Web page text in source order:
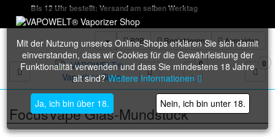
Bis 12 Uhr bestellt: Versand am selben Werktag
B2B Registrieren Anmelden
Toggle navigation
0 0
Mit der Nutzung unseres Online-Shops erklären Sie sich damit
einverstanden, dass wir Cookies für die Gewährleistung der
Funktionalität verwenden und dass Sie mindestens 18 Jahre
alt sind?Weitere Informationen
Ja, ich bin über 18. Nein, ich bin unter 18.
FocusVape Glas-Mundstück